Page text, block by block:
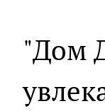
"Дом